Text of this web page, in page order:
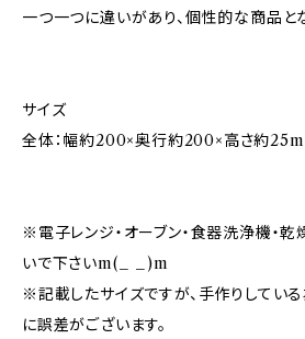
一つ一つに違いがあり、個性的な商品と
サイズ
全体：幅約200×奥行約200×高さ約
※電子レンジ・オーブン・食器洗浄機・
いで下さいm(_ _)m
※記載したサイズですが、手作りしている
に誤差がございます。